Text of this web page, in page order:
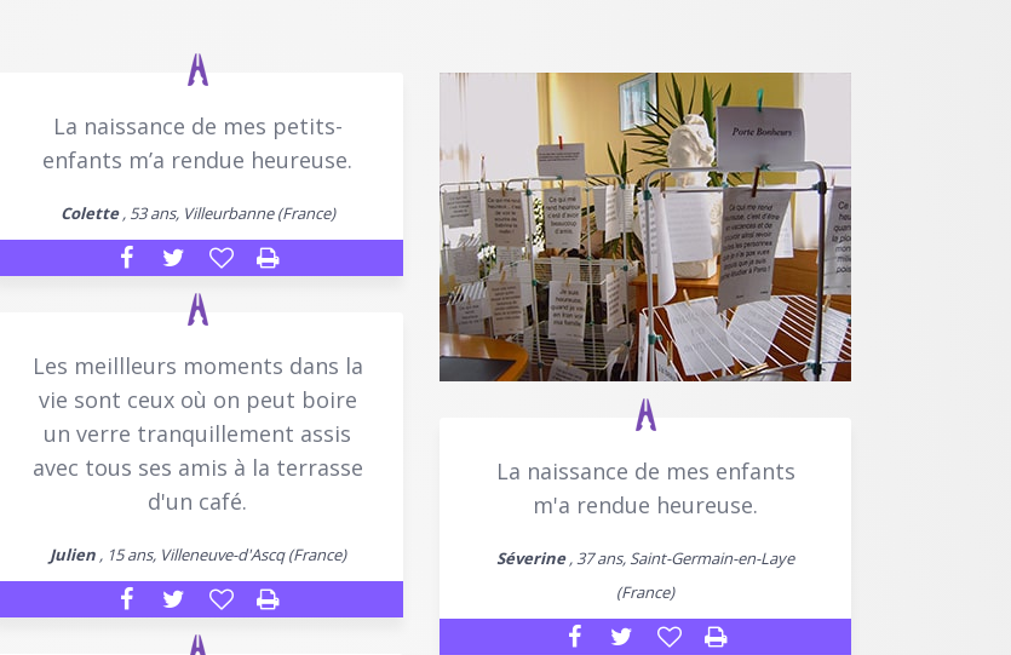
La naissance de mes petits-
enfants m’a rendue heureuse.
Colette, 53 ans, Villeurbanne (France)
Les meillleurs moments dans la
vie sont ceux où on peut boire
un verre tranquillement assis
avec tous ses amis à la terrasse
d'un café.
Julien, 15 ans, Villeneuve-d'Ascq (France)
La naissance de mes enfants
m'a rendue heureuse.
Séverine, 37 ans, Saint-Germain-en-Laye
(France)